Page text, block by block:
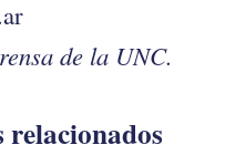
de la UNC.
relacionados